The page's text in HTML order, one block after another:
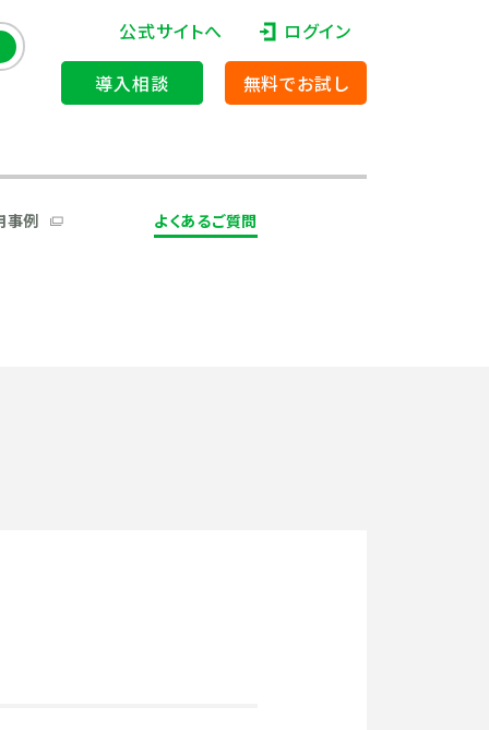
公式サイトへ
ログイン
導入相談
無料でお試し
事例 よくあるご質問